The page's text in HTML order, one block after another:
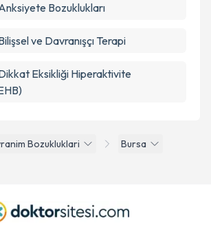
Bozukluklari
Bursa
Bozuklukları
ve Davranışçı Terapi
Eksikliği Hiperaktivite